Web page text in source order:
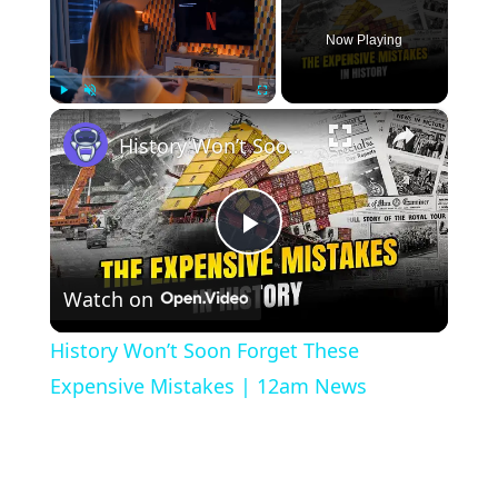
Play Unmute Fullscreen
Now Playing
×
Play
Video
History Won’t Soon Forget These Expensive Mistakes | 12am News
Watch on
History Won’t Soon Forget These
Expensive Mistakes | 12am News